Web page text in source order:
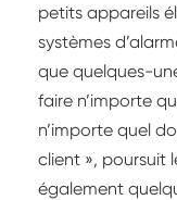
petits appareils
systèmes
que quelques-
faire n’importe
n’importe quel
client », poursuit
également